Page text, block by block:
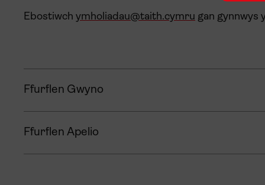
Ebostiwch ymholiadau@taith.cymru gan gynnwys
Ffurflen Gwyno
Ffurflen Apelio